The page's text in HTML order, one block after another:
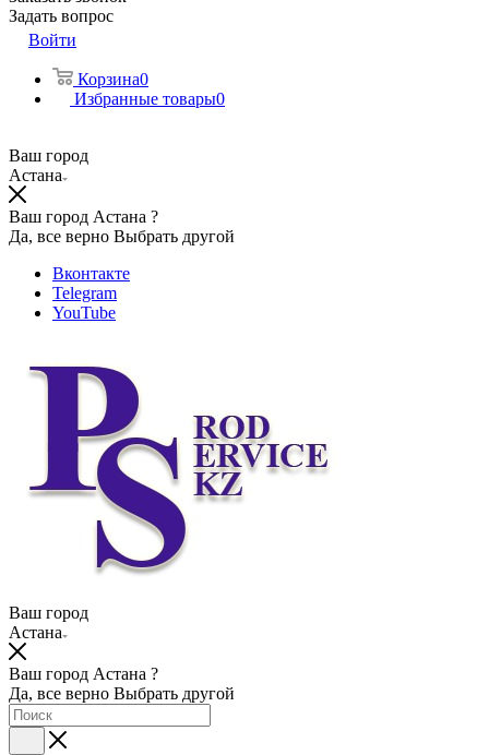
Задать вопрос
Войти
Корзина0
Избранные товары0
Ваш город
Астана
Ваш город Астана ?
Да, все верно Выбрать другой
Вконтакте
Telegram
YouTube
Ваш город
Астана
Ваш город Астана ?
Да, все верно Выбрать другой